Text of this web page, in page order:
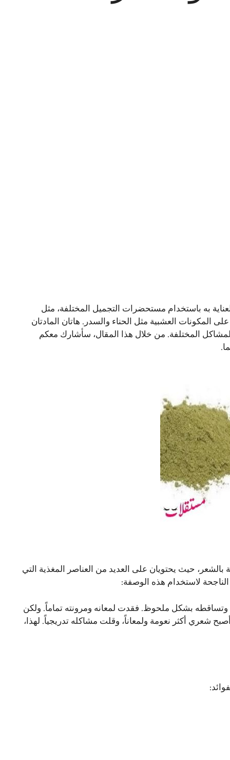
به باستخدام مستحضرات التجميل المختلفة، مثل
المكونات العشبية مثل الحناء والسدر. هاتان المادتان
المختلفة. من خلال هذا المقال، سأشارك معكم
بالشعر، حيث يحتويان على العديد من العناصر المغذية التي
لاستخدام هذه الوصفة:
وتساقطه بشكل ملحوظ. فقدت لمعانه ومرونته تماماً. ولكن
شعري أكثر نعومة ولمعاناً، وقلت مشاكله تدريجياً. لهذا،